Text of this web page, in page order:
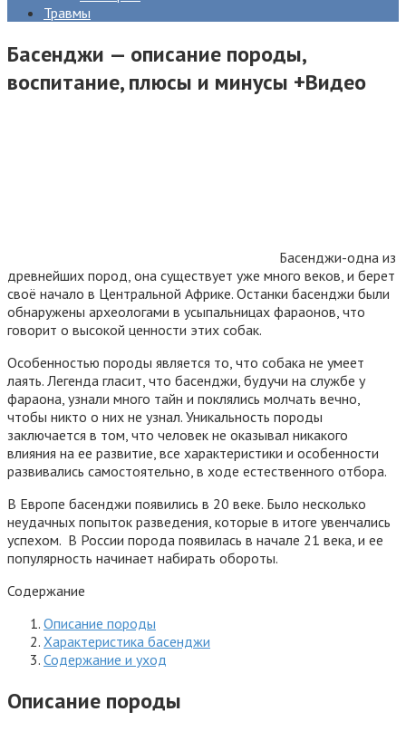
Травмы
Басенджи — описание породы,
воспитание, плюсы и минусы +Видео
Басенджи-одна из
древнейших пород, она существует уже много веков, и берет
своё начало в Центральной Африке. Останки басенджи были
обнаружены археологами в усыпальницах фараонов, что
говорит о высокой ценности этих собак.
Особенностью породы является то, что собака не умеет
лаять. Легенда гласит, что басенджи, будучи на службе у
фараона, узнали много тайн и поклялись молчать вечно,
чтобы никто о них не узнал. Уникальность породы
заключается в том, что человек не оказывал никакого
влияния на ее развитие, все характеристики и особенности
развивались самостоятельно, в ходе естественного отбора.
В Европе басенджи появились в 20 веке. Было несколько
неудачных попыток разведения, которые в итоге увенчались
успехом. В России порода появилась в начале 21 века, и ее
популярность начинает набирать обороты.
Содержание
Описание породы
Характеристика басенджи
Содержание и уход
Описание породы